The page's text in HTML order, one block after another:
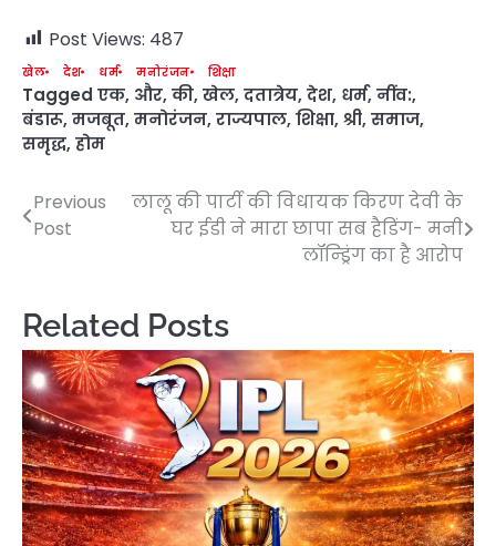
Post Views: 487
खेल देश धर्म मनोरंजन शिक्षा
Tagged एक, और, की, खेल, दतात्रेय, देश, धर्म, नींव:,
बंडारू, मजबूत, मनोरंजन, राज्यपाल, शिक्षा, श्री, समाज,
समृद्ध, होम
Post
Previous
Post
लालू की पार्टी की विधायक किरण देवी के
घर ईडी ने मारा छापा सब हैडिंग- मनी
लॉन्ड्रिंग का है आरोप
Related Posts